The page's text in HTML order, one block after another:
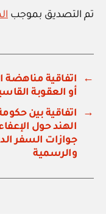
تم التصديق بموجب
←
اتفاقية
أو العقوبة
→
اتفاقية بين
الهند حول
جوازات السفر
والرسمية